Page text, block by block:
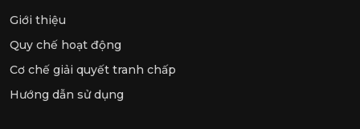
Giới thiệu
Quy chế hoạt động
Cơ chế giải quyết tranh chấp
Hướng dẫn sử dụng